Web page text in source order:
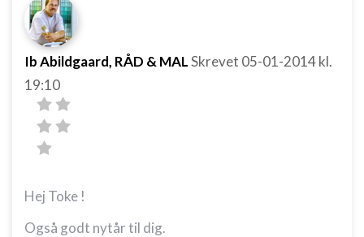
Ib Abildgaard, RÅD & MALSkrevet 05-01-2014kl.
19:10
Hej Toke !
Også godt nytår til dig.